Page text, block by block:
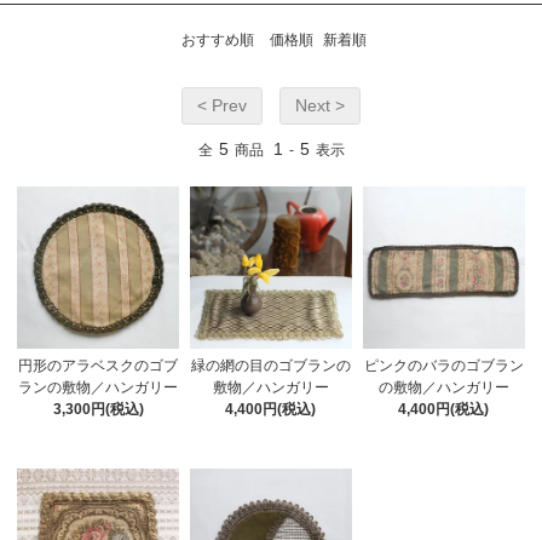
おすすめ順 価格順 新着順
< Prev Next >
全 5 商品 1 - 5 表示
円形のアラベスクのゴブ
ランの敷物／ハンガリー
3,300円(税込)
緑の網の目のゴブランの
敷物／ハンガリー
4,400円(税込)
ピンクのバラのゴブラン
の敷物／ハンガリー
4,400円(税込)